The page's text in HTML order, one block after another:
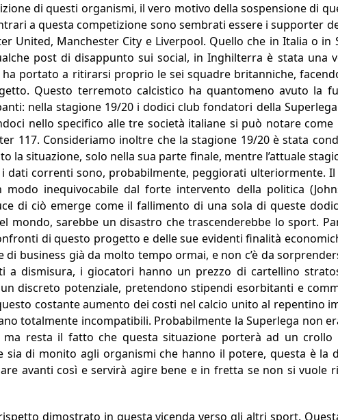
di questi organismi, il vero motivo della sospensione di
a questa competizione sono sembrati essere i supporter
United, Manchester City e Liverpool. Quello che in Italia o in
post di disappunto sui social, in Inghilterra è stata una
portato a ritirarsi proprio le sei squadre britanniche,
Questo terremoto calcistico ha quantomeno avuto la
nella stagione 19/20 i dodici club fondatori della
nello specifico alle tre società italiane si può notare come
117. Consideriamo inoltre che la stagione 19/20 è stata
la situazione, solo nella sua parte finale, mentre l’attuale
dati correnti sono, probabilmente, peggiorati ulteriormente. Il
modo inequivocabile dal forte intervento della politica
di ciò emerge come il fallimento di una sola di queste
mondo, sarebbe un disastro che trascenderebbe lo sport.
di questo progetto e delle sue evidenti finalità
business già da molto tempo ormai, e non c’è da
a dismisura, i giocatori hanno un prezzo di cartellino
discreto potenziale, pretendono stipendi esorbitanti e
costante aumento dei costi nel calcio unito al repentino
totalmente incompatibili. Probabilmente la Superlega non
resta il fatto che questa situazione porterà ad un crollo
sia di monito agli organismi che hanno il potere, questa è la
avanti così e servirà agire bene e in fretta se non si vuole
dimostrato in questa vicenda verso gli altri sport.